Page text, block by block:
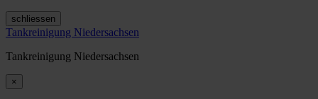
schliessen
Tankreinigung Niedersachsen
Tankreinigung Niedersachsen
×